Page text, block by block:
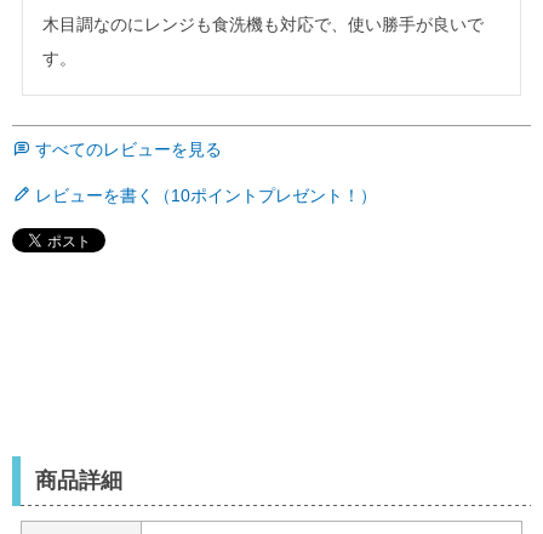
木目調なのにレンジも食洗機も対応で、使い勝手が良いで
す。
すべてのレビューを見る
レビューを書く（10ポイントプレゼント！）
商品詳細